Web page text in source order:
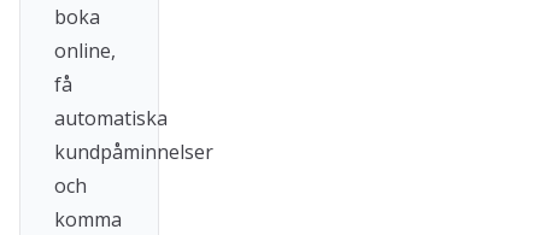
boka
online,
få
automatiska
kundpåminnelser
och
komma